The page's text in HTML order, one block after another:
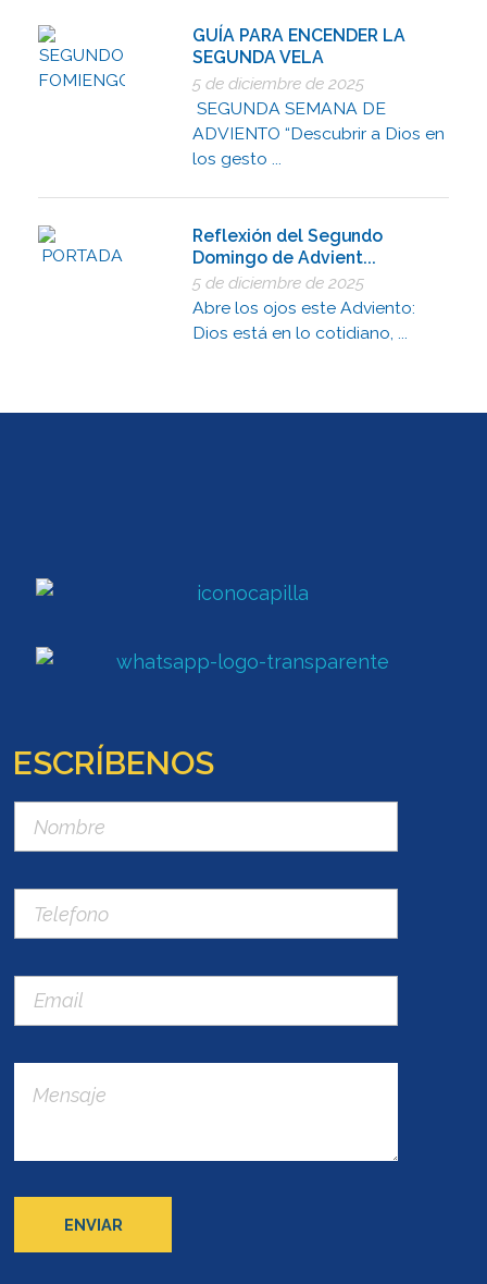
GUÍA PARA ENCENDER LA
SEGUNDA VELA
5 de diciembre de 2025
SEGUNDA SEMANA DE
ADVIENTO “Descubrir a Dios en
los gesto ...
Reflexión del Segundo
Domingo de Advient...
5 de diciembre de 2025
Abre los ojos este Adviento:
Dios está en lo cotidiano, ...
ESCRÍBENOS